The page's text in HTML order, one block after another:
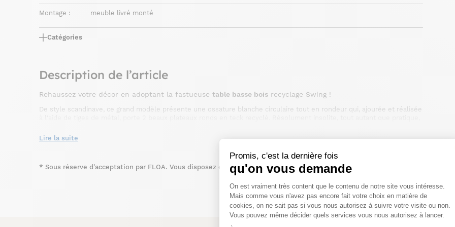
Promis, c'est la dernière fois
qu'on vous demande
Plateforme de Gestion du
On est vraiment très content que le contenu de notre site vous intéresse.
Mais comme vous n'avez pas encore fait votre choix en matière de
cookies, on ne sait pas si vous nous autorisez à suivre votre visite ou non.
Vous pouvez même décider quels services vous nous autorisez à lancer.
Montage : meuble livré monté
Catégories
Description de l’article
Rehaussez votre décor en adoptant la fastueuse table basse bois recyclage Swing !
De style scandinave, ce grand modèle présente une ossature blanche circulaire tout en rondeur qui, ajourée et réalisée
votre salon d'esprit vintage ou nordique.
Lire la suite
* Sous réserve d'acceptation par FLOA. Vous disposez du délai légal de rétractation.